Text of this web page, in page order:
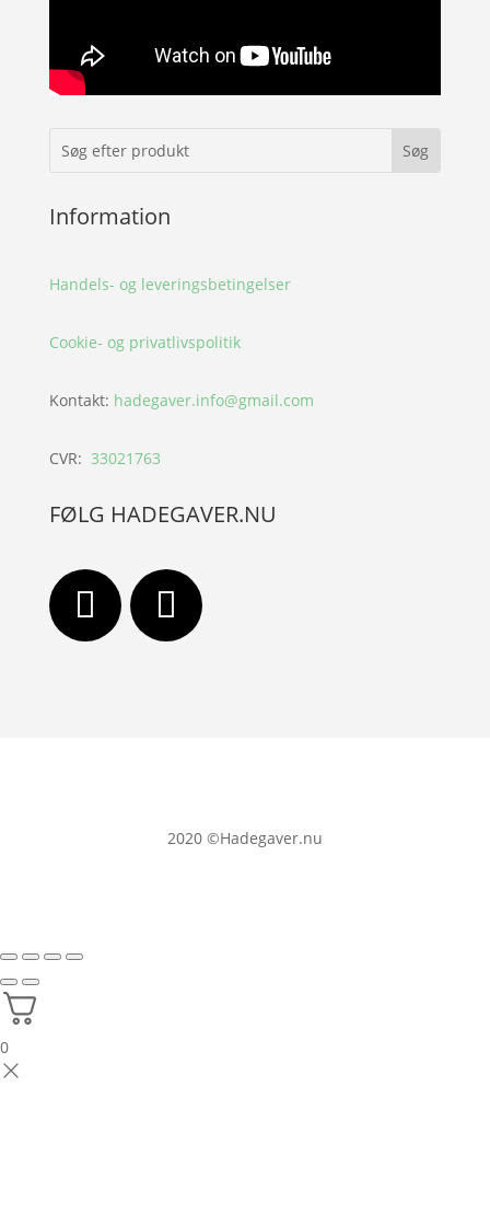
Information
Handels- og leveringsbetingelser
Cookie- og privatlivspolitik
Kontakt: hadegaver.info@gmail.com
CVR: 33021763
FØLG HADEGAVER.NU
2020 ©Hadegaver.nu
0